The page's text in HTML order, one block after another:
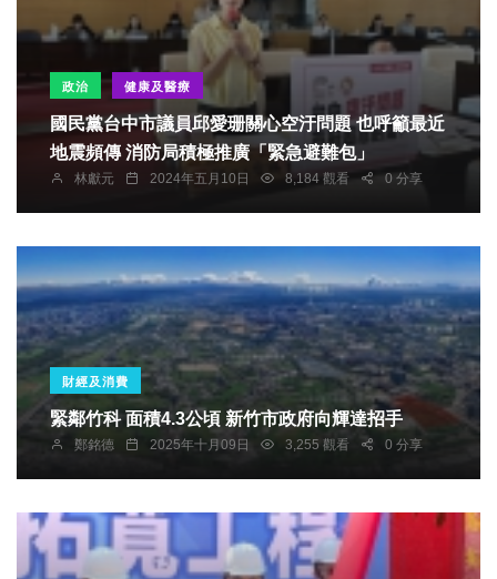
政治 健康及醫療
國民黨台中市議員邱愛珊關心空汙問題 也呼籲最近
地震頻傳 消防局積極推廣「緊急避難包」
林獻元 2024年五月10日 8,184 觀看 0 分享
財經及消費
緊鄰竹科 面積4.3公頃 新竹市政府向輝達招手
鄭銘德 2025年十月09日 3,255 觀看 0 分享